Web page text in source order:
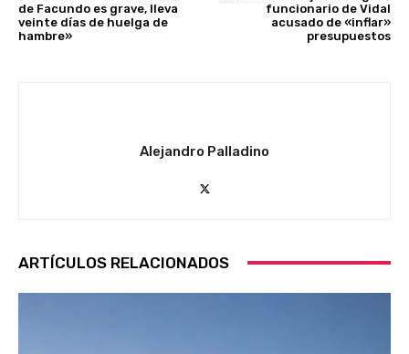
de Facundo es grave, lleva
veinte días de huelga de
hambre»
funcionario de Vidal
acusado de «inflar»
presupuestos
Alejandro Palladino
ARTÍCULOS RELACIONADOS